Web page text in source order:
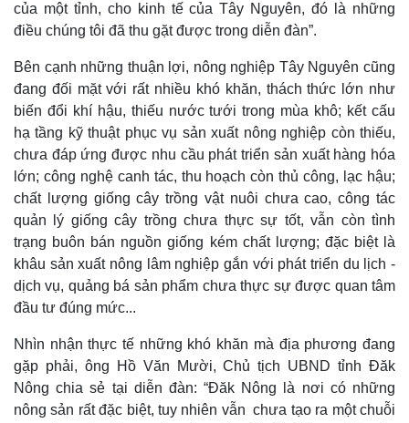
Kinh tế
Bất động sản
Khởi nghiệp
Thị trường
Giá vàng
Tiêu dùng
Tỷ giá
Chứng khoán
Giá cà phê
của một tỉnh, cho kinh tế của Tây Nguyên, đó là những
điều chúng tôi đã thu gặt được trong diễn đàn”.
Bên cạnh những thuận lợi, nông nghiệp Tây Nguyên cũng
đang đối mặt với rất nhiều khó khăn, thách thức lớn như
biến đổi khí hậu, thiếu nước tưới trong mùa khô; kết cấu
hạ tầng kỹ thuật phục vụ sản xuất nông nghiệp còn thiếu,
chưa đáp ứng được nhu cầu phát triển sản xuất hàng hóa
lớn; công nghệ canh tác, thu hoạch còn thủ công, lạc hậu;
chất lượng giống cây trồng vật nuôi chưa cao, công tác
quản lý giống cây trồng chưa thực sự tốt, vẫn còn tình
trạng buôn bán nguồn giống kém chất lượng; đặc biệt là
khâu sản xuất nông lâm nghiệp gắn với phát triển du lịch -
dịch vụ, quảng bá sản phẩm chưa thực sự được quan tâm
đầu tư đúng mức...
Nhìn nhận thực tế những khó khăn mà địa phương đang
gặp phải, ông Hồ Văn Mười, Chủ tịch UBND tỉnh Đăk
Nông chia sẻ tại diễn đàn: “Đăk Nông là nơi có những
nông sản rất đặc biệt, tuy nhiên vẫn chưa tạo ra một chuỗi